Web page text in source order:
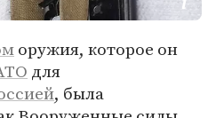
оружия, которое он
для
, была